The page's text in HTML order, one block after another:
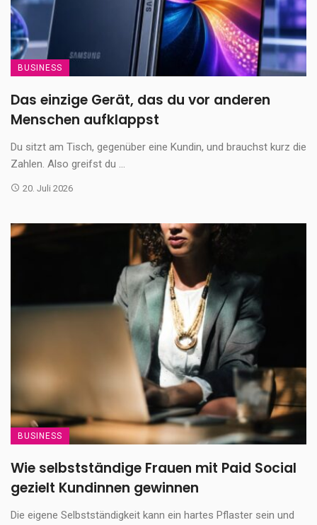
BUSINESS
Das einzige Gerät, das du vor anderen
Menschen aufklappst
Du sitzt am Tisch, gegenüber eine Kundin, und brauchst kurz die
Zahlen. Also greifst du ...
20. Juli 2026
BUSINESS
Wie selbstständige Frauen mit Paid Social
gezielt Kundinnen gewinnen
Die eigene Selbstständigkeit kann ein hartes Pflaster sein und